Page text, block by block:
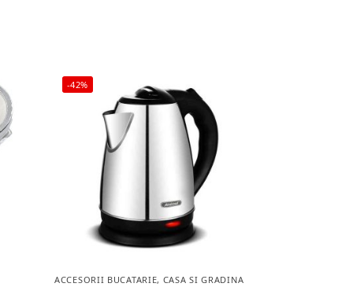
-42%
ACCESORII BUCATARIE, CASA SI GRADINA